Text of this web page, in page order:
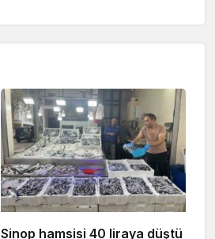
Sinop hamsisi 40 liraya düştü